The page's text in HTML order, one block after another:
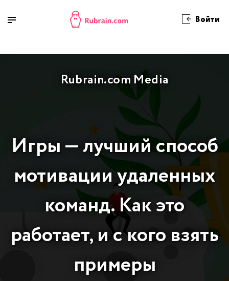
Войти
Rubrain.com Media
Игры — лучший способ
мотивации удаленных
команд. Как это
работает, и с кого взять
примеры